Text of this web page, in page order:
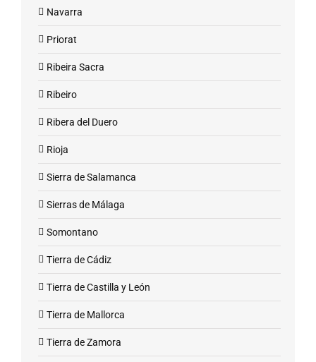
Navarra
Priorat
Ribeira Sacra
Ribeiro
Ribera del Duero
Rioja
Sierra de Salamanca
Sierras de Málaga
Somontano
Tierra de Cádiz
Tierra de Castilla y León
Tierra de Mallorca
Tierra de Zamora